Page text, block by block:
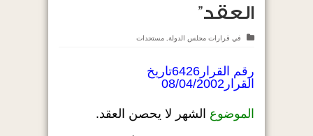
العقد”
في قرارات مجلس الدولة, مستجدات
رقم القرار6426تاريخ
القرار08/04/2002
الموضوع الشهر لا يحصن العقد.